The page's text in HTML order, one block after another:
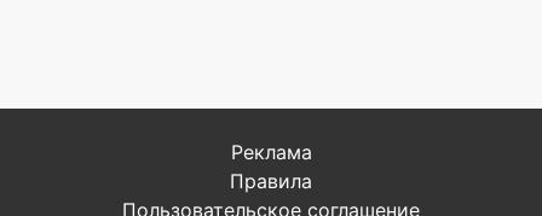
Реклама
Правила
Пользовательское соглашение